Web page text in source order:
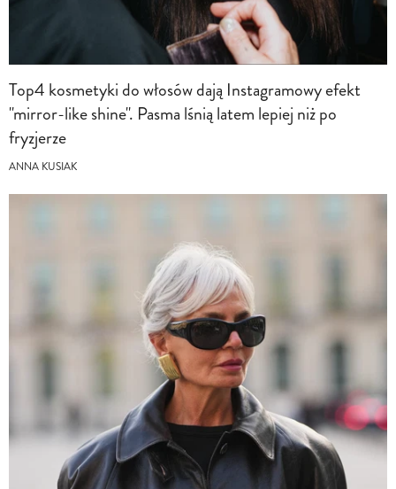
Top4 kosmetyki do włosów dają Instagramowy efekt
"mirror-like shine". Pasma lśnią latem lepiej niż po
fryzjerze
ANNA KUSIAK